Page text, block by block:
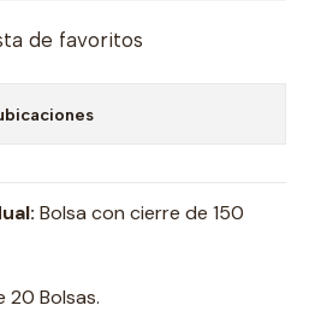
de favoritos
Bolsa con cierre de 150
20 Bolsas.